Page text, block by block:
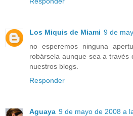
Los Miquis de Miami 9 de
no esperemos ninguna
robársela aunque sea a través
nuestros blogs.
Responder
Aguaya 9 de mayo de 2008 a